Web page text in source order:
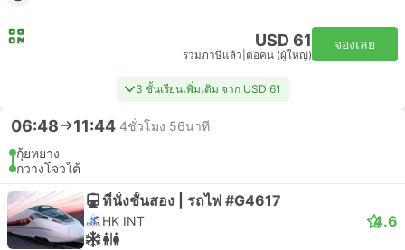
USD 61
รวมภาษีแล้ว ต่อคน (ผู้ใหญ่)
จองเลย
3 ชั้นเรียนเพิ่มเติม จาก USD 61
06:48 11:44 4ชั่วโมง 56นาที
กุ้ยหยาง
กวางโจวใต้
ที่นั่งชั้นสอง | รถไฟ #G4617
HK INT 4.6